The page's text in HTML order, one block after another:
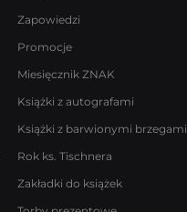
Zapowiedzi
Promocje
Miesięcznik ZNAK
Książki z autografami
Książki z barwionymi brzegami
Rok ks. Tischnera
Zakładki do książek